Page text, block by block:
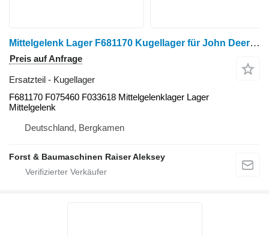
Mittelgelenk Lager F681170 Kugellager für John Deere 1110E/G, 1210E/G, 1170E, 1270E/G Harvester
Preis auf Anfrage
Ersatzteil - Kugellager
F681170 F075460 F033618 Mittelgelenklager Lager
Mittelgelenk
Deutschland, Bergkamen
Forst & Baumaschinen Raiser Aleksey